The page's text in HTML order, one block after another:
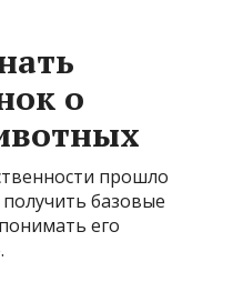
о
прошло
базовые
его